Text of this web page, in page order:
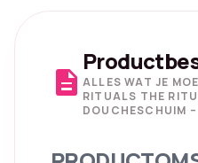
description ALLES WAT JE
RITUALS THE
DOUCHESCHUIM